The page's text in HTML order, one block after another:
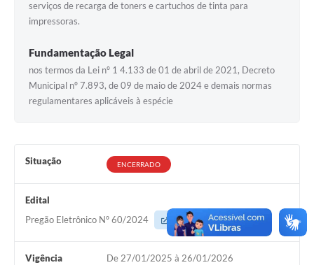
serviços de recarga de toners e cartuchos de tinta para
impressoras.
Fundamentação Legal
nos termos da Lei nº 1 4.133 de 01 de abril de 2021, Decreto
Municipal nº 7.893, de 09 de maio de 2024 e demais normas
regulamentares aplicáveis à espécie
Situação ENCERRADO
Edital
Pregão Eletrônico Nº 60/2024
Acessar
Vigência De 27/01/2025 à 26/01/2026